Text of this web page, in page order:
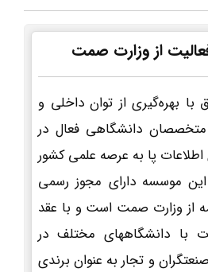
از وزارت صمت
با بهره‌گیری از توان داخلی و
دانشگاهی فعال در
پا به عرصه علمی کشور
این موسسه دارای مجوز رسمی
از وزارت صمت است و با عقد
با دانشگاههای مختلف در
و تجار به عنوان برندی